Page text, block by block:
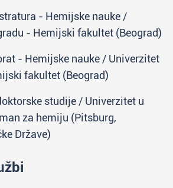
- Hemijske nauke /
- Hemijski fakultet (Beograd)
- Hemijske nauke / Univerzitet
fakultet (Beograd)
studije / Univerzitet u
za hemiju (Pitsburg,
Države)